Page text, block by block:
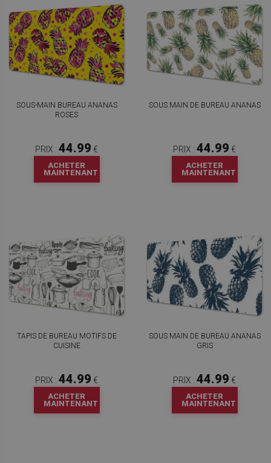
SOUS-MAIN BUREAU ANANAS
ROSES
PRIX : 44.99 €
ACHETER
MAINTENANT
SOUS MAIN DE BUREAU ANANAS
PRIX : 44.99 €
ACHETER
MAINTENANT
TAPIS DE BUREAU MOTIFS DE
CUISINE
PRIX : 44.99 €
ACHETER
MAINTENANT
SOUS MAIN DE BUREAU ANANAS
GRIS
PRIX : 44.99 €
ACHETER
MAINTENANT